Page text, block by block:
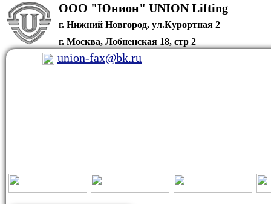
ООО "Юнион"
г. Нижний Новгород, ул.Курортная 2
г. Москва, Лобненская 18, стр 2
union-fax@bk.ru